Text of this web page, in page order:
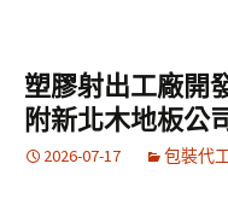
塑膠射出工廠開
附新北木地板公
2026-07-17 包裝代